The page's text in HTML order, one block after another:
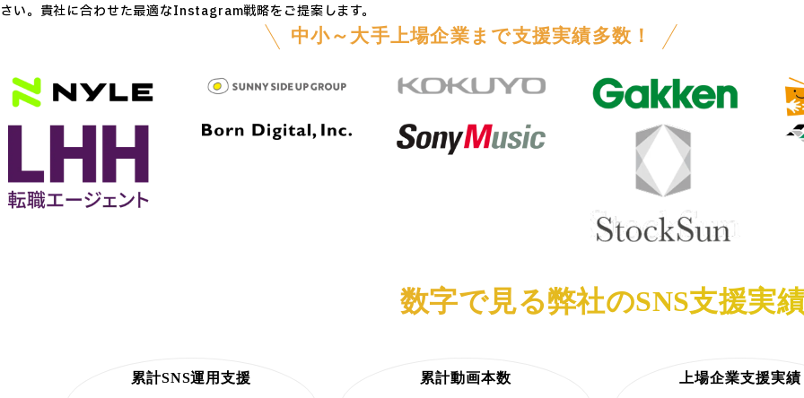
さい。貴社に合わせた最適なInstagram戦略をご提案します。
中小～大手上場企業まで支援実績多数！
数字で見る弊社のSNS支援実
累計SNS運用支援 累計動画本数 上場企業支援実績